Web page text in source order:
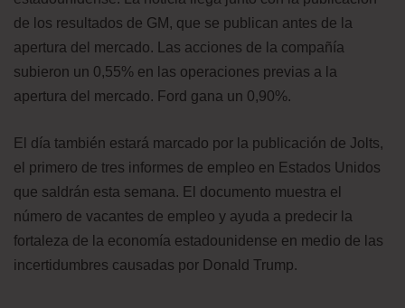
de los resultados de GM, que se publican antes de la
apertura del mercado. Las acciones de la compañía
subieron un 0,55% en las operaciones previas a la
apertura del mercado. Ford gana un 0,90%.
El día también estará marcado por la publicación de Jolts,
el primero de tres informes de empleo en Estados Unidos
que saldrán esta semana. El documento muestra el
número de vacantes de empleo y ayuda a predecir la
fortaleza de la economía estadounidense en medio de las
incertidumbres causadas por Donald Trump.